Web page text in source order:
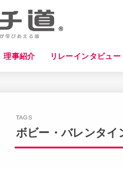
理事紹介 リレーインタビュー
ボビー・バレンタイ